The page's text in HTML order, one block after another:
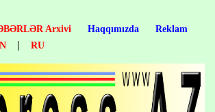
Arxivi Haqqımızda
Reklam
| RU